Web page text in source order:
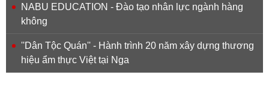
NABU EDUCATION - Đào tạo nhân lực ngành hàng
không
''Dân Tộc Quán'' - Hành trình 20 năm xây dựng thương
hiệu ẩm thực Việt tại Nga